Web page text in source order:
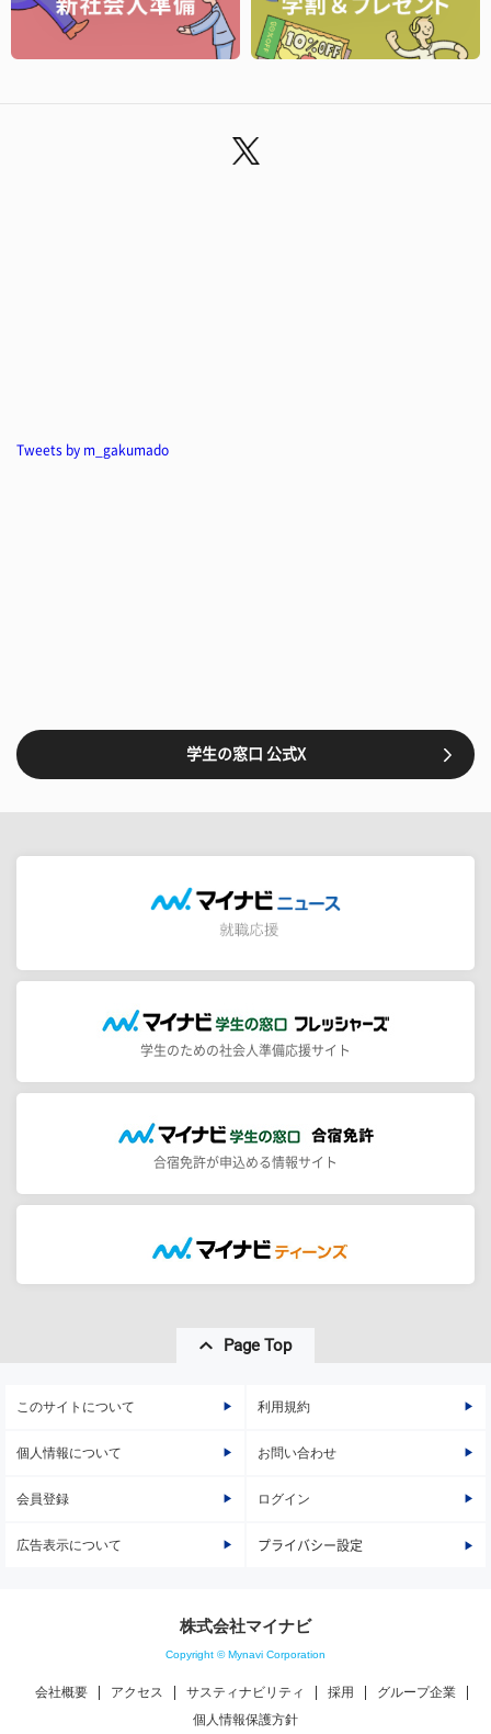
Tweets by m_gakumado
学生の窓口 公式X
学生のための社会人準備応援サイト
合宿免許が申込める情報サイト
Page Top
このサイトについて 利用規約
個人情報について お問い合わせ
会員登録 ログイン
広告表示について プライバシー設定
株式会社マイナビ
Copyright © Mynavi Corporation
会社概要 アクセス サスティナビリティ 採用
グループ企業
個人情報保護方針